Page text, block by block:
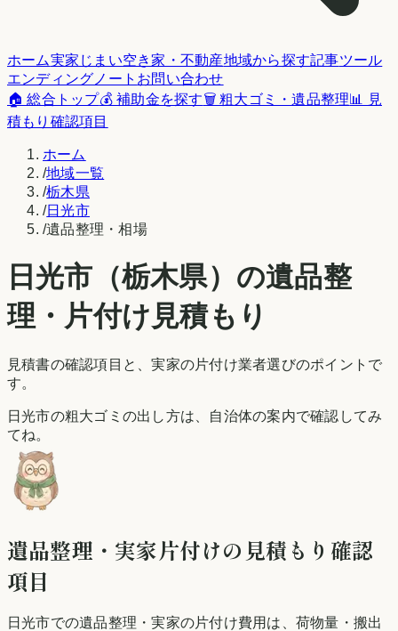
ホーム実家じまい空き家・不動産地域から探す記事ツール
エンディングノート お問い合わせ
🏠 総合トップ💰 補助金を探す🗑️ 粗大ゴミ・遺品整理📊 見
積もり確認項目
ホーム
/地域一覧
/栃木県
/日光市
/遺品整理・相場
日光市 （栃木県）の遺品整
理・片付け見積もり
見積書の確認項目と、実家の片付け業者選びのポイントで
す。
日光市の粗大ゴミの出し方は、自治体の案内で確認してみ
てね。
遺品整理・実家片付けの見積もり確認
項目
日光市での遺品整理・実家の片付け費用は、荷物量・搬出